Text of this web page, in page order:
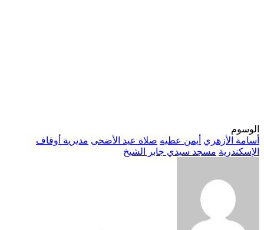
الوسوم
أسامة الأزهري أيمن عطيه صلاة عيد الأضحى مديرية أوقاف
الإسكندرية مسجد سيدي جابر الشيخ